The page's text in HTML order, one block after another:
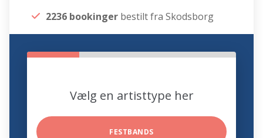
2236 bookinger bestilt fra Skodsborg
Vælg en artisttype her
FESTBANDS